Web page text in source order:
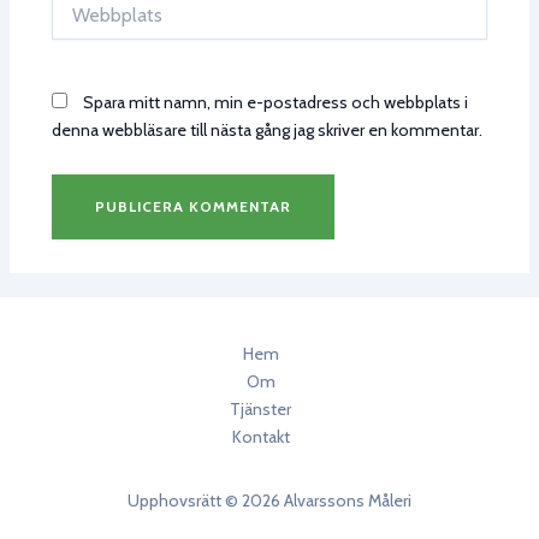
Spara mitt namn, min e-postadress och webbplats i
denna webbläsare till nästa gång jag skriver en kommentar.
Hem
Om
Tjänster
Kontakt
Upphovsrätt © 2026 Alvarssons Måleri